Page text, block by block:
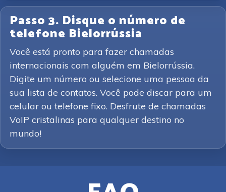
Passo 3. Disque o número de
telefone Bielorrússia
Você está pronto para fazer chamadas
internacionais com alguém em Bielorrússia.
Digite um número ou selecione uma pessoa da
sua lista de contatos. Você pode discar para um
celular ou telefone fixo. Desfrute de chamadas
VoIP cristalinas para qualquer destino no
mundo!